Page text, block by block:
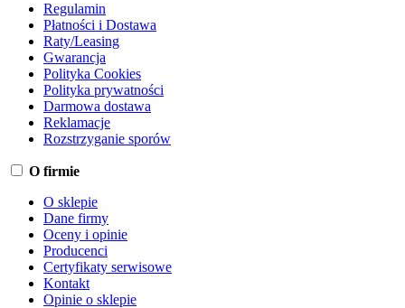
Regulamin
Płatności i Dostawa
Raty/Leasing
Gwarancja
Polityka Cookies
Polityka prywatności
Darmowa dostawa
Reklamacje
Rozstrzyganie sporów
O firmie
O sklepie
Dane firmy
Oceny i opinie
Producenci
Certyfikaty serwisowe
Kontakt
Opinie o sklepie